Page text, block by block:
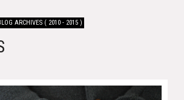
ARCHIVES ( 2010 - 2015 )